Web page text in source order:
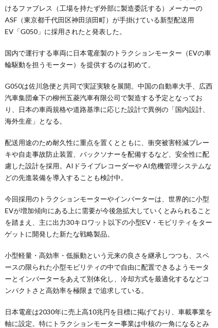
けるファブレス（工場を持たず外部に製造委託する）メーカーの
ASF（東京都千代田区神田須田町）が手掛けている新型配送用
EV「G050」に採用されたと発表した。
国内で運行する車両に日本電産製のトラクションモーター（EVの車
輪駆動を担うモーター）を提供するのは初めて。
G050は佐川急便と共同で実証実験を展開。中国の自動車大手、広西
汽車集団傘下の柳州五菱汽車有限公司で製造する予定となってお
り、日本の車両規格や道路基準に応じた設計で異例の「国内設計、
海外生産」となる。
配送用途のため耐久性に重点を置くとともに、衝突被害軽減ブレー
キや自走事故防止装置、バックソナーを配備するなど、安全性に配
慮した設計を採用。AIドライブレコーダーや AI危機管理システムな
どの先進装備を導入することも検討中。
今回採用のトラクションモーターやインバーターは、世界的に小型
EVが増加傾向にある上に需要が今後急拡大していくとみられること
を踏まえ、主に出力30キロワット以下の小型EV・モビリティをター
ゲットに開発した新たな戦略製品。
小型軽量・高効率・低振動という元来の良さを継承しつつも、スペ
ースの限られた小型モビリティの中で自由に配置できるようモータ
ーとインバーターをあえて別体化し、冷却方式を最適化するなどコ
ンパクトさと高効率を極限まで追求している。
日本電産は2030年に売上高10兆円を目標に掲げており、車載事業を
軸に設定。特にトラクションモーター事業は中核の一角になるとみ